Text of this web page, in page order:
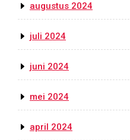
augustus 2024
juli 2024
juni 2024
mei 2024
april 2024